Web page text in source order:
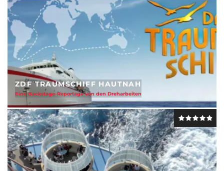
ZDF TRAUMSCHIFF HAUTNAH
Eine Backstage-Reportage von den Dreharbeiten